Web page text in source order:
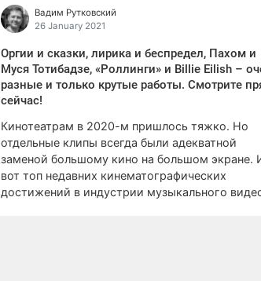
Вадим Рутковский
26 January 2021
Оргии и сказки, лирика и беспредел, Пахом и
Муся Тотибадзе, «Роллинги» и Billie Eilish –
разные и только крутые работы. Смотрите
сейчас!
Кинотеатрам в 2020-м пришлось тяжко. Но
отдельные клипы всегда были адекватной
заменой большому кино на большом экране.
вот топ недавних кинематографических
достижений в индустрии музыкального